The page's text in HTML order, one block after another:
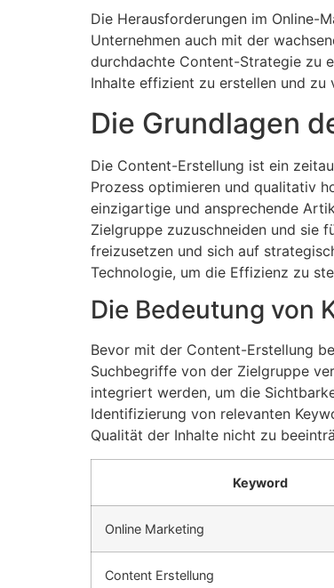
Die Herausforderungen im Online-
Unternehmen auch mit der
durchdachte Content-Strategie zu
Inhalte effizient zu erstellen und
Die Grundlagen
Die Content-Erstellung ist ein
Prozess optimieren und qualitativ
einzigartige und ansprechende
Zielgruppe zuzuschneiden und sie
freizusetzen und sich auf
Technologie, um die Effizienz zu
Die Bedeutung von
Bevor mit der Content-Erstellung
Suchbegriffe von der Zielgruppe
integriert werden, um die
Identifizierung von relevanten
Qualität der Inhalte nicht zu
Keyword
Online Marketing
Content Erstellung